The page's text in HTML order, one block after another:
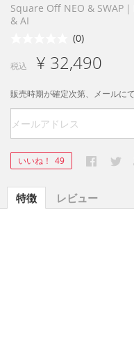
Square Off NEO & SWAP
& AI
(0)
税込 ¥ 32,490
販売時期が確定次第、メールに
いいね！ 49
特徴 レビュー